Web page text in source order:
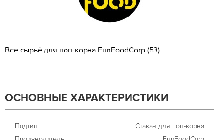
Все сырьё для поп-корна FunFoodCorp (53)
ОСНОВНЫЕ ХАРАКТЕРИСТИКИ
Подтип
Стакан для поп-корна